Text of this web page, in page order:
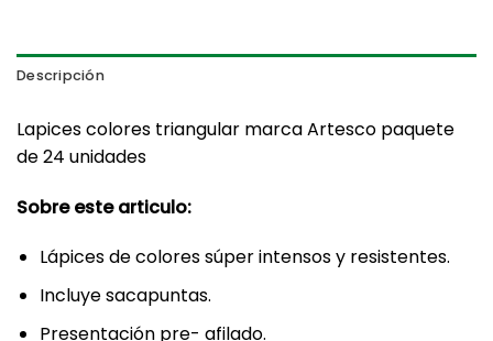
Descripción
Lapices colores triangular marca Artesco paquete
de 24 unidades
Sobre este articulo:
Lápices de colores súper intensos y resistentes.
Incluye sacapuntas.
Presentación pre- afilado.